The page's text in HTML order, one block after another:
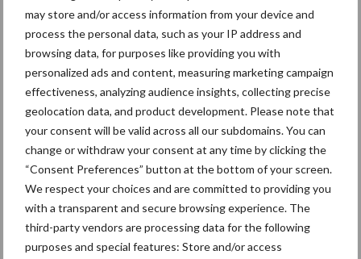
may store and/or access information from your device and
process the personal data, such as your IP address and
browsing data, for purposes like providing you with
personalized ads and content, measuring marketing campaign
effectiveness, analyzing audience insights, collecting precise
geolocation data, and product development. Please note that
your consent will be valid across all our subdomains. You can
change or withdraw your consent at any time by clicking the
“Consent Preferences” button at the bottom of your screen.
We respect your choices and are committed to providing you
with a transparent and secure browsing experience. The
third-party vendors are processing data for the following
purposes and special features: Store and/or access
Primaire
Recent nieuws Partner nieuws
Bedrijfsnieuws
Ligbox &
Voerhekken
Toon meer